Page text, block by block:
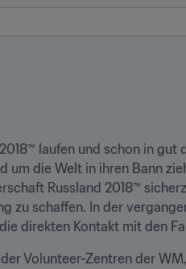
laufen und schon in
die Welt in ihren Bann
Russland 2018™
zu schaffen. In der
direkten Kontakt mit den
Volunteer-Zentren der